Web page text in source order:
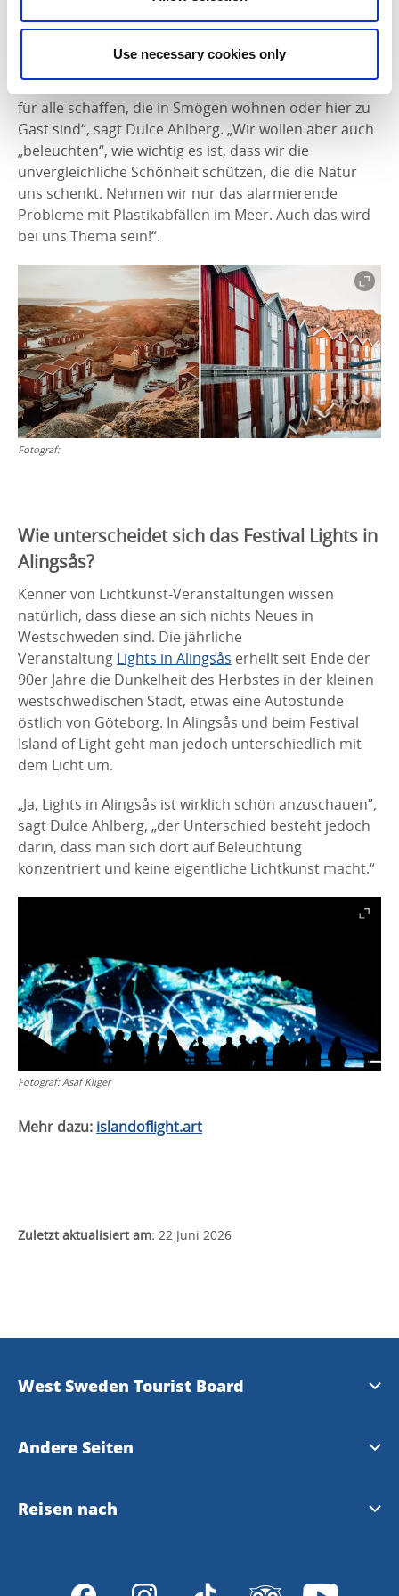
Use necessary cookies only
eingebunden: Viertklässler aus den Schulen von
Sotenäs wirken mit und zeigen eigene
Lichtkunstwerke.
„Das Festival will etwas Schönes und Faszinierendes
für alle schaffen, die in Smögen wohnen oder hier zu
Gast sind“, sagt Dulce Ahlberg. „Wir wollen aber auch
„beleuchten“, wie wichtig es ist, dass wir die
unvergleichliche Schönheit schützen, die die Natur
uns schenkt. Nehmen wir nur das alarmierende
Probleme mit Plastikabfällen im Meer. Auch das wird
bei uns Thema sein!“.
Fotograf:
Wie unterscheidet sich das Festival Lights in
Alingsås?
Kenner von Lichtkunst-Veranstaltungen wissen
natürlich, dass diese an sich nichts Neues in
Westschweden sind. Die jährliche
Veranstaltung Lights in Alingsås erhellt seit Ende der
90er Jahre die Dunkelheit des Herbstes in der kleinen
westschwedischen Stadt, etwas eine Autostunde
östlich von Göteborg. In Alingsås und beim Festival
Island of Light geht man jedoch unterschiedlich mit
dem Licht um.
„Ja, Lights in Alingsås ist wirklich schön anzuschauen”,
sagt Dulce Ahlberg, „der Unterschied besteht jedoch
darin, dass man sich dort auf Beleuchtung
konzentriert und keine eigentliche Lichtkunst macht.“
Fotograf: Asaf Kliger
Mehr dazu: islandoflight.art
Zuletzt aktualisiert am: 22 Juni 2026
West Sweden Tourist Board
Presse
Datenschutzerklärung
Andere Seiten
Meet the Locals
Reisen nach